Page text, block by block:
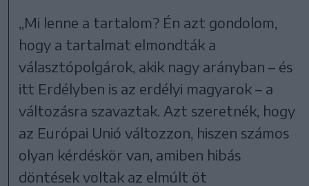
„Mi lenne a tartalom? Én azt gondolom,
hogy a tartalmat elmondták a
választópolgárok, akik nagy arányban – és
itt Erdélyben is az erdélyi magyarok – a
változásra szavaztak. Azt szeretnék, hogy
az Európai Unió változzon, hiszen számos
olyan kérdéskör van, amiben hibás
döntések voltak az elmúlt öt